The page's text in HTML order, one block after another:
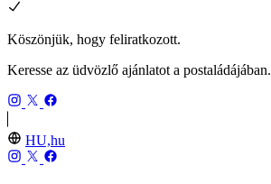
Köszönjük, hogy feliratkozott.
Keresse az üdvözlő ajánlatot a postaládájában.
HU,hu